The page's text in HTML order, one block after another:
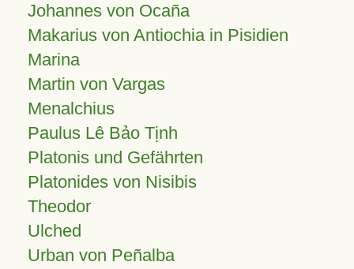
Johannes von Ocaña
Makarius von Antiochia in Pisidien
Marina
Martin von Vargas
Menalchius
Paulus Lê Bảo Tịnh
Platonis und Gefährten
Platonides von Nisibis
Theodor
Ulched
Urban von Peñalba